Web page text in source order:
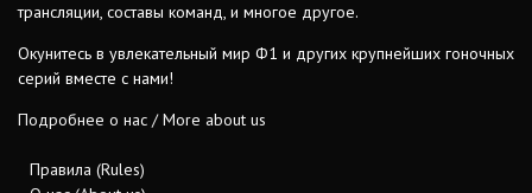
трансляции, составы команд, и многое другое.
Окунитесь в увлекательный мир Ф1 и других крупнейших гоночных
серий вместе с нами!
Подробнее о нас / More about us
Правила (Rules)